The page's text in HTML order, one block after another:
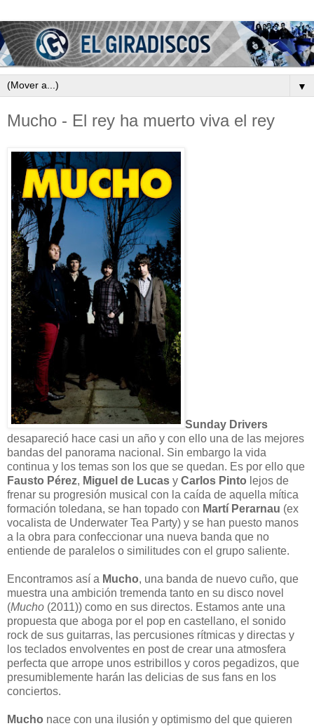
▼
Mucho - El rey ha muerto viva el rey
Sunday Drivers
desapareció hace casi un año y con ello una de las mejores
bandas del panorama nacional. Sin embargo la vida
continua y los temas son los que se quedan. Es por ello que
Fausto Pérez, Miguel de Lucas y Carlos Pinto lejos de
frenar su progresión musical con la caída de aquella mítica
formación toledana, se han topado con Martí Perarnau (ex
vocalista de Underwater Tea Party) y se han puesto manos
a la obra para confeccionar una nueva banda que no
entiende de paralelos o similitudes con el grupo saliente.
Encontramos así a Mucho, una banda de nuevo cuño, que
muestra una ambición tremenda tanto en su disco novel
(Mucho (2011)) como en sus directos. Estamos ante una
propuesta que aboga por el pop en castellano, el sonido
rock de sus guitarras, las percusiones rítmicas y directas y
los teclados envolventes en post de crear una atmosfera
perfecta que arrope unos estribillos y coros pegadizos, que
presumiblemente harán las delicias de sus fans en los
conciertos.
Mucho nace con una ilusión y optimismo del que quieren